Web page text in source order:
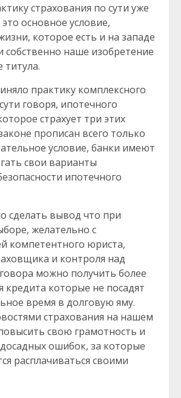
страхования по сути уже
основное условие,
которое есть и на западе
собственно наше изобретение
титула.
практику комплексного
говоря, ипотечного
страхует три этих
прописан всего только
условие, банки имеют
свои варианты
ипотечного
сделать вывод что при
желательно с
компетентного юриста,
и контроля над
можно получить более
кредита которые не посадят
время в долговую яму.
страхования на нашем
свою грамотность и
ошибок, за которые
расплачиваться своими